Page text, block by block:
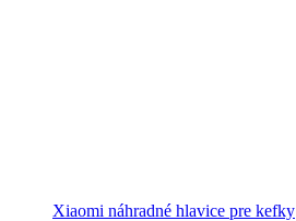
Xiaomi náhradné hlavice pre kefky